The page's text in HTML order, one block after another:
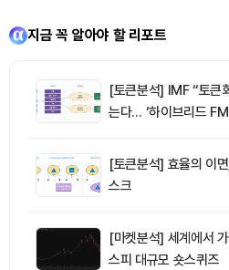
지금 꼭 알아야 할 리포트
[토큰분석] IMF “토큰
는다… ‘하이브리드
[토큰분석] 효율의 이
스크
[마켓분석] 세계에서
스피 대규모 숏스퀴즈